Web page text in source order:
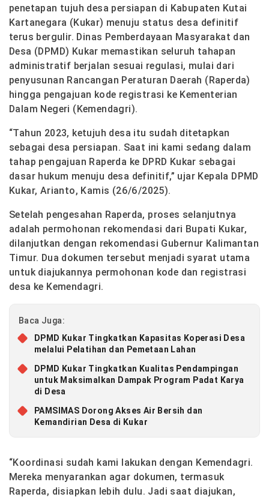
penetapan tujuh desa persiapan di Kabupaten Kutai
Kartanegara (Kukar) menuju status desa definitif
terus bergulir. Dinas Pemberdayaan Masyarakat dan
Desa (DPMD) Kukar memastikan seluruh tahapan
administratif berjalan sesuai regulasi, mulai dari
penyusunan Rancangan Peraturan Daerah (Raperda)
hingga pengajuan kode registrasi ke Kementerian
Dalam Negeri (Kemendagri).
“Tahun 2023, ketujuh desa itu sudah ditetapkan
sebagai desa persiapan. Saat ini kami sedang dalam
tahap pengajuan Raperda ke DPRD Kukar sebagai
dasar hukum menuju desa definitif,” ujar Kepala DPMD
Kukar, Arianto, Kamis (26/6/2025).
Setelah pengesahan Raperda, proses selanjutnya
adalah permohonan rekomendasi dari Bupati Kukar,
dilanjutkan dengan rekomendasi Gubernur Kalimantan
Timur. Dua dokumen tersebut menjadi syarat utama
untuk diajukannya permohonan kode dan registrasi
desa ke Kemendagri.
Baca Juga:
DPMD Kukar Tingkatkan Kapasitas Koperasi Desa
melalui Pelatihan dan Pemetaan Lahan
DPMD Kukar Tingkatkan Kualitas Pendampingan
untuk Maksimalkan Dampak Program Padat Karya
di Desa
PAMSIMAS Dorong Akses Air Bersih dan
Kemandirian Desa di Kukar
“Koordinasi sudah kami lakukan dengan Kemendagri.
Mereka menyarankan agar dokumen, termasuk
Raperda, disiapkan lebih dulu. Jadi saat diajukan,